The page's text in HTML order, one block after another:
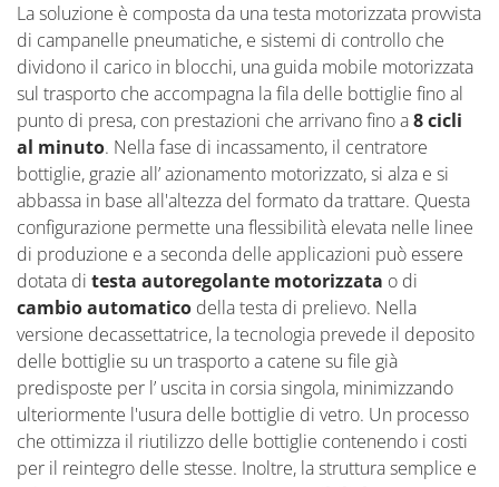
La soluzione è composta da una testa motorizzata provvista
di campanelle pneumatiche, e sistemi di controllo che
dividono il carico in blocchi, una guida mobile motorizzata
sul trasporto che accompagna la fila delle bottiglie fino al
punto di presa, con prestazioni che arrivano fino a8 cicli
al minuto. Nella fase di incassamento, il centratore
bottiglie, grazie all’ azionamento motorizzato, si alza e si
abbassa in base all'altezza del formato da trattare. Questa
configurazione permette una flessibilità elevata nelle linee
di produzione e a seconda delle applicazioni può essere
dotata di testa autoregolante motorizzata o di
cambio automatico della testa di prelievo. Nella
versione decassettatrice, la tecnologia prevede il deposito
delle bottiglie su un trasporto a catene su file già
predisposte per l’ uscita in corsia singola, minimizzando
ulteriormente l'usura delle bottiglie di vetro. Un processo
che ottimizza il riutilizzo delle bottiglie contenendo i costi
per il reintegro delle stesse. Inoltre, la struttura semplice e